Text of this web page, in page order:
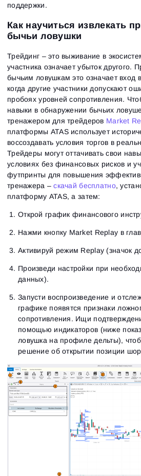
поддержки.
Как научиться извлекать
бычьи ловушки
Трейдинг – это выживание в
участника означает убыток другого.
бычьим ловушкам это означает вход
когда другие участники допускают
пробоях уровней сопротивления.
навыки в обнаружении бычьих
тренажером для трейдеров Market
платформы ATAS использует
воссоздавать условия торгов в
Трейдеры могут оттачивать свои
условиях без финансовых рисков и
футпринты для повышения
тренажера –скачай бесплатно,
платформу ATAS, а затем:
Открой график финансового
Нажми кнопку Market Replay в
Активируй режим Replay (значок
Произведи настройки при
данных).
Запусти воспроизведение и
графике появятся признаки
сопротивления. Ищи
помощью индикаторов (ниже
ловушка на профиле дельты),
решение об открытии позиции